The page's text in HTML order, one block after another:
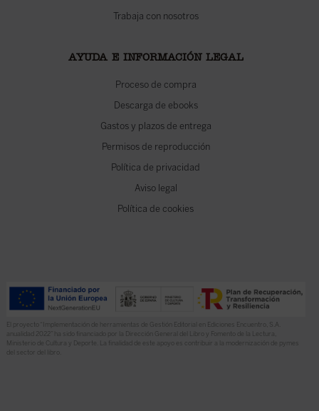
Trabaja con nosotros
AYUDA E INFORMACIÓN LEGAL
Proceso de compra
Descarga de ebooks
Gastos y plazos de entrega
Permisos de reproducción
Política de privacidad
Aviso legal
Política de cookies
El proyecto “Implementación de herramientas de Gestión Editorial en Ediciones Encuentro, S.A.
anualidad 2022” ha sido financiado por la Dirección General del Libro y Fomento de la Lectura,
Ministerio de Cultura y Deporte. La finalidad de este apoyo es contribuir a la modernización de pymes
del sector del libro.